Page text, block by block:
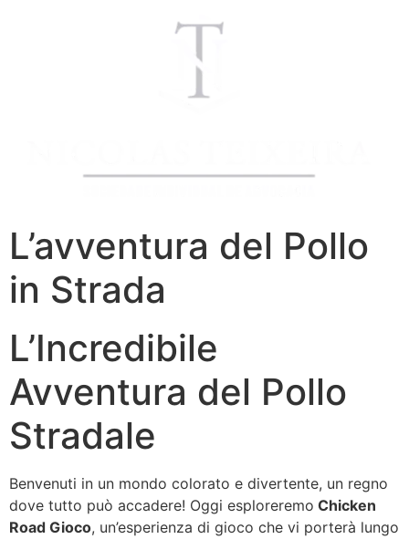
L’avventura del Pollo
in Strada
L’Incredibile
Avventura del Pollo
Stradale
Benvenuti in un mondo colorato e divertente, un regno
dove tutto può accadere! Oggi esploreremo Chicken
Road Gioco, un’esperienza di gioco che vi porterà lungo